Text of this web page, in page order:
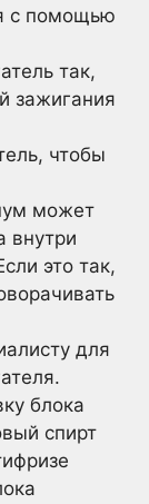
с помощью
так,
зажигания
чтобы
может
внутри
это так,
для
блока
спирт